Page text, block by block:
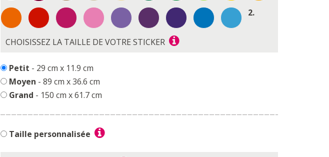
2.
CHOISISSEZ LA TAILLE DE VOTRE STICKER
Petit - 29 cm x 11.9 cm
Moyen - 89 cm x 36.6 cm
Grand - 150 cm x 61.7 cm
Taille personnalisée